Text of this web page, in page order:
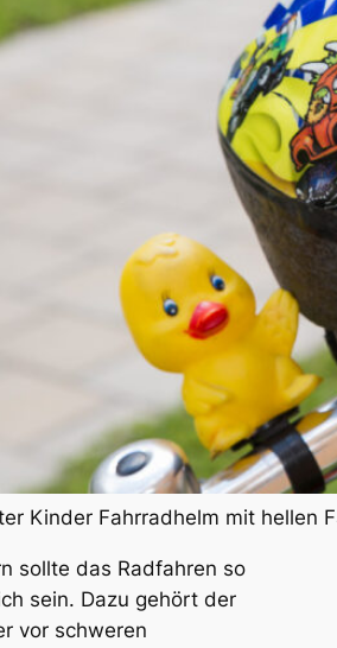
Kinder Fahrradhelm mit hellen
sollte das Radfahren so
sein. Dazu gehört der
vor schweren